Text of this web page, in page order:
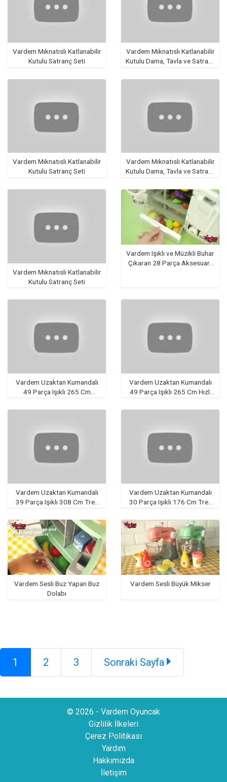
Vardem Mıknatıslı Katlanabilir
Kutulu Satranç Seti
Vardem Mıknatıslı Katlanabilir
Kutulu Dama, Tavla ve Satranç
Vardem Mıknatıslı Katlanabilir
Kutulu Satranç Seti
Vardem Mıknatıslı Katlanabilir
Kutulu Dama, Tavla ve Satranç
Vardem Mıknatıslı Katlanabilir
Kutulu Satranç Seti
Vardem Işıklı ve Müzikli Buhar
Çıkaran 28 Parça Aksesuarlı
Vardem Uzaktan Kumandalı
49 Parça Işıklı 265 Cm
Vardem Uzaktan Kumandalı
49 Parça Işıklı 265 Cm Hızlı
Vardem Uzaktan Kumandalı
39 Parça Işıklı 308 Cm Tren
Vardem Uzaktan Kumandalı
30 Parça Işıklı 176 Cm Tren
Vardem Sesli Buz Yapan Buz
Dolabı
Vardem Sesli Büyük Mikser
1 2 3 Sonraki Sayfa
© 2026 - Vardem Oyuncak
Gizlilik İlkeleri
Çerez Politikası
Yardım
Hakkımızda
İletişim